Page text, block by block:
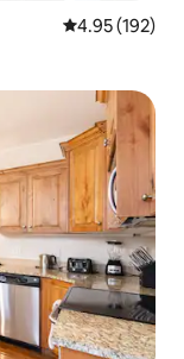
5 ರಲ್ಲಿ 4.95
4.95 (192)